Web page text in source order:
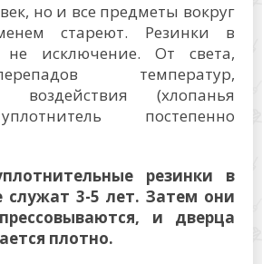
но и все предметы вокруг
стареют. Резинки в
не исключение. От света,
температур,
воздействия (хлопанья
постепенно
резинки в
служат 3-5 лет. Затем они
и дверца
плотно.